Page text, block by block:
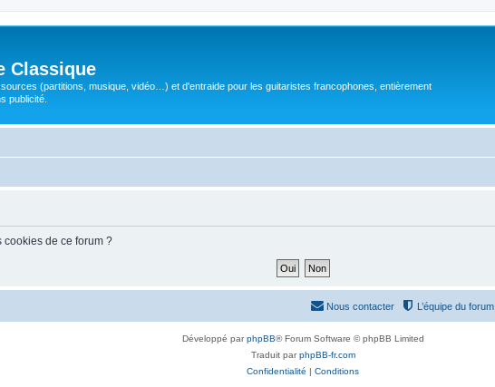
Classique
(partitions, musique, vidéo…) et d'entraide pour les guitaristes francophones, entièrement
publicité.
cookies de ce forum ?
L’équipe du forum
Nous contacter
Développé parphpBB® Forum Software © phpBB Limited
Traduit parphpBB-fr.com
Confidentialité | Conditions